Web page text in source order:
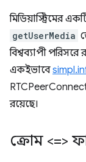
মিডিয়াস্ট্রিমের
getUserMedia
বিশ্বব্যাপী
একইভাবে
রয়েছে।
ক্রোম <=>